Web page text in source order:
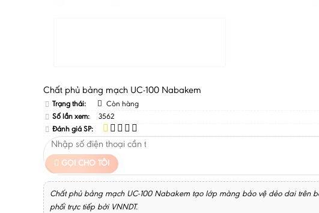
Chất phủ bảng mạch UC-100 Nabakem
Trạng thái:
Còn hàng
Số lần xem:
3562
Đánh giá SP:
GỌI CHO TÔI
Chất phủ bảng mạch UC-100 Nabakem tạo lớp màng bảo vệ dẻo dai trên
phối trực tiếp bởi VNNDT.